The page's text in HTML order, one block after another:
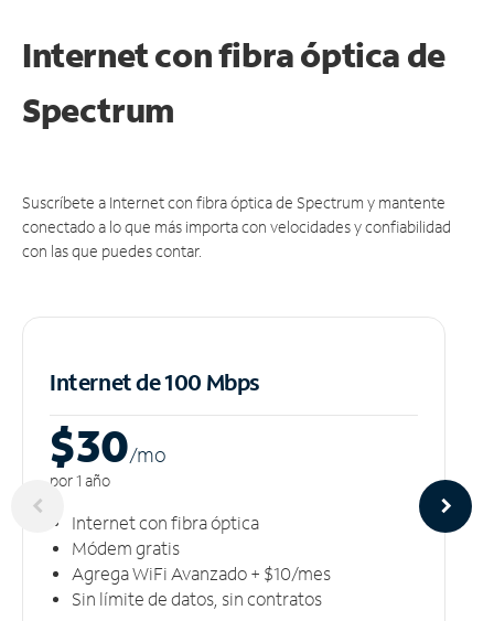
Internet con fibra óptica de
Spectrum
Suscríbete a Internet con fibra óptica de Spectrum y mantente
conectado a lo que más importa con velocidades y confiabilidad
con las que puedes contar.
Internet de 100 Mbps
$30/mo
por 1 año
Internet con fibra óptica
Módem gratis
Agrega WiFi Avanzado + $10/mes
Sin límite de datos, sin contratos